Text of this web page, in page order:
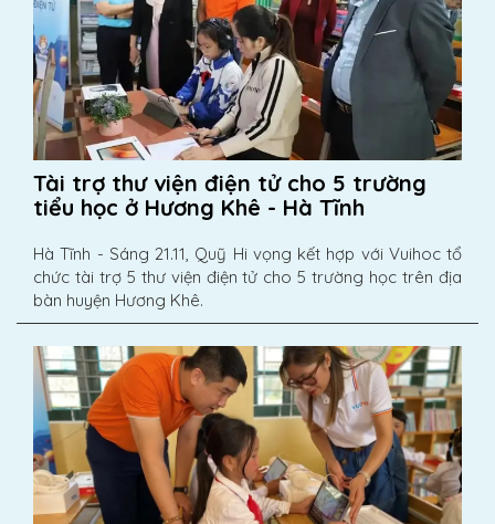
Tài trợ thư viện điện tử cho 5 trường
tiểu học ở Hương Khê - Hà Tĩnh
Hà Tĩnh - Sáng 21.11, Quỹ Hi vọng kết hợp với Vuihoc tổ
chức tài trợ 5 thư viện điện tử cho 5 trường học trên địa
bàn huyện Hương Khê.